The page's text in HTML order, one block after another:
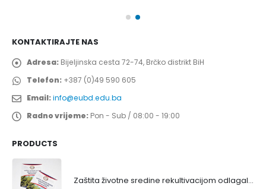
KONTAKTIRAJTE NAS
Adresa: Bijeljinska cesta 72-74, Brčko distrikt BiH
Telefon: +387 (0)49 590 605
Email:info@eubd.edu.ba
Radno vrijeme: Pon - Sub / 08:00 - 19:00
PRODUCTS
Zaštita životne sredine rekultivacijom odlagališta